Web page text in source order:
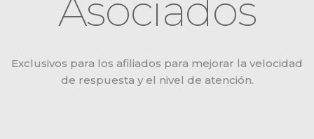
Asociados
Exclusivos para los afiliados para mejorar la velocidad
de respuesta y el nivel de atención.